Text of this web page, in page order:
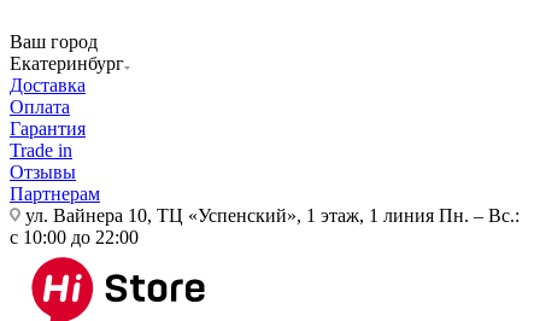
Ваш город
Екатеринбург
Доставка
Оплата
Гарантия
Trade in
Отзывы
Партнерам
ул. Вайнера 10, ТЦ «Успенский», 1 этаж, 1 линия Пн. – Вс.:
с 10:00 до 22:00